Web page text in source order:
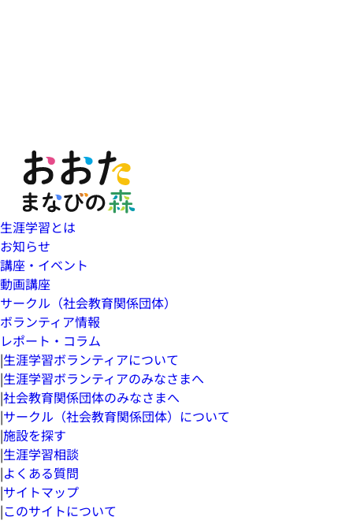
生涯学習とは
お知らせ
講座・イベント
動画講座
サークル（社会教育関係団体）
ボランティア情報
レポート・コラム
|生涯学習ボランティアについて
|生涯学習ボランティアのみなさまへ
|社会教育関係団体のみなさまへ
|サークル（社会教育関係団体）について
|施設を探す
|生涯学習相談
|よくある質問
|サイトマップ
|このサイトについて